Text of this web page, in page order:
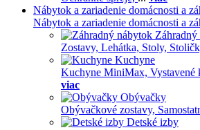
Nábytok a zariadenie domácnosti a
Nábytok a zariadenie domácnosti a
Zostavy, Lehátka, Stoly,
Kuchyne
Kuchyne MiniMax, Vystavené
viac
Obývačky
Obývačkové zostavy,
Detské izby